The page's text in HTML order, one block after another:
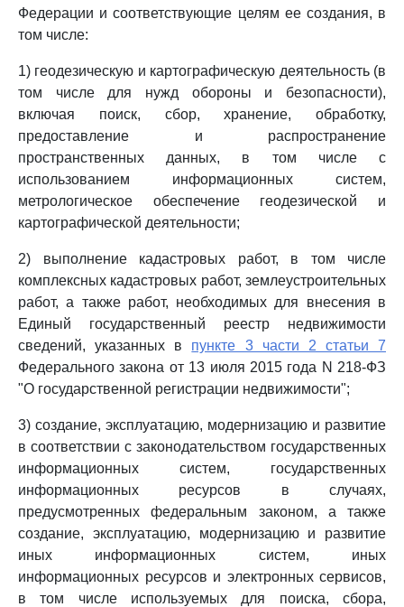
Федерации и соответствующие целям ее создания, в
том числе:
1) геодезическую и картографическую деятельность (в
том числе для нужд обороны и безопасности),
включая поиск, сбор, хранение, обработку,
предоставление и распространение
пространственных данных, в том числе с
использованием информационных систем,
метрологическое обеспечение геодезической и
картографической деятельности;
2) выполнение кадастровых работ, в том числе
комплексных кадастровых работ, землеустроительных
работ, а также работ, необходимых для внесения в
Единый государственный реестр недвижимости
сведений, указанных в пункте 3 части 2 статьи 7
Федерального закона от 13 июля 2015 года N 218-ФЗ
"О государственной регистрации недвижимости";
3) создание, эксплуатацию, модернизацию и развитие
в соответствии с законодательством государственных
информационных систем, государственных
информационных ресурсов в случаях,
предусмотренных федеральным законом, а также
создание, эксплуатацию, модернизацию и развитие
иных информационных систем, иных
информационных ресурсов и электронных сервисов,
в том числе используемых для поиска, сбора,